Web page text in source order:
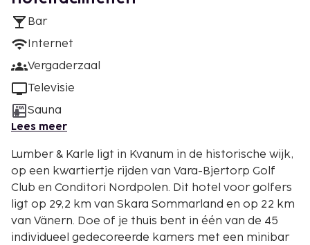
Bar
Internet
Vergaderzaal
Televisie
Sauna
Lees meer
Lumber & Karle ligt in Kvanum in de historische wijk,
op een kwartiertje rijden van Vara-Bjertorp Golf
Club en Conditori Nordpolen. Dit hotel voor golfers
ligt op 29,2 km van Skara Sommarland en op 22 km
van Vänern. Doe of je thuis bent in één van de 45
individueel gedecoreerde kamers met een minibar